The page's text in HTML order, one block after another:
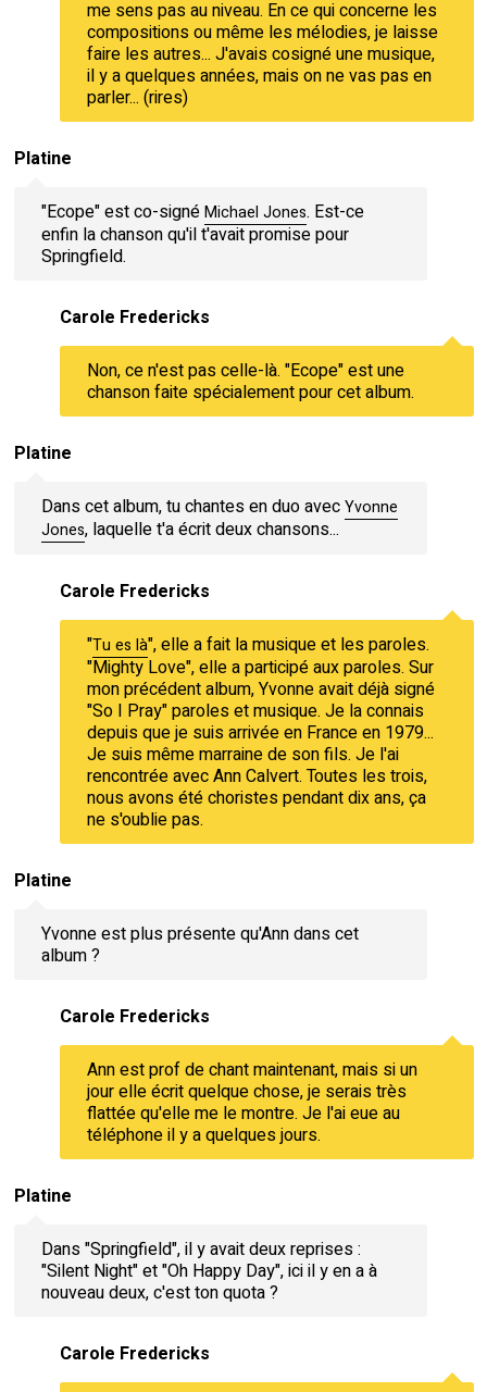
me sens pas au niveau. En ce qui concerne les
compositions ou même les mélodies, je laisse
faire les autres... J'avais cosigné une musique,
il y a quelques années, mais on ne vas pas en
parler... (rires)
Platine
"Ecope" est co-signéMichael Jones. Est-ce
enfin la chanson qu'il t'avait promise pour
Springfield.
Carole Fredericks
Non, ce n'est pas celle-là. "Ecope" est une
chanson faite spécialement pour cet album.
Platine
Dans cet album, tu chantes en duo avecYvonne
Jones, laquelle t'a écrit deux chansons...
Carole Fredericks
"Tu es là", elle a fait la musique et les paroles.
"Mighty Love", elle a participé aux paroles. Sur
mon précédent album, Yvonne avait déjà signé
"So I Pray" paroles et musique. Je la connais
depuis que je suis arrivée en France en 1979...
Je suis même marraine de son fils. Je l'ai
rencontrée avec Ann Calvert. Toutes les trois,
nous avons été choristes pendant dix ans, ça
ne s'oublie pas.
Platine
Yvonne est plus présente qu'Ann dans cet
album ?
Carole Fredericks
Ann est prof de chant maintenant, mais si un
jour elle écrit quelque chose, je serais très
flattée qu'elle me le montre. Je l'ai eue au
téléphone il y a quelques jours.
Platine
Dans "Springfield", il y avait deux reprises :
"Silent Night" et "Oh Happy Day", ici il y en a à
nouveau deux, c'est ton quota ?
Carole Fredericks